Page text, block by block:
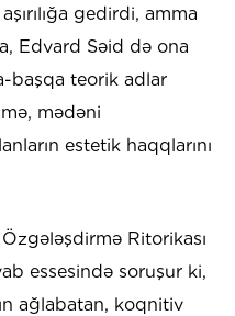
gedirdi, amma
Edvard Səid də ona
başqa teorik adlar
mədəni
estetik haqqlarını
Ritorikası
essesində soruşur ki,
ağlabatan, koqnitiv